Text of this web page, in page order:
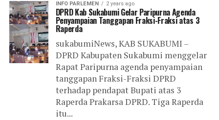
INFO PARLEMEN 2 years ago
DPRD Kab Sukabumi Gelar Paripurna Agenda
Penyampaian Tanggapan Fraksi-Fraksi atas 3
Raperda
sukabumiNews, KAB SUKABUMI –
DPRD Kabupaten Sukabumi menggelar
Rapat Paripurna agenda penyampaian
tanggapan Fraksi-Fraksi DPRD
terhadap pendapat Bupati atas 3
Raperda Prakarsa DPRD. Tiga Raperda
itu...